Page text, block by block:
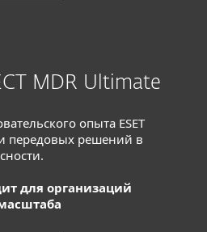
MDR Ultimate
опыта ESET
передовых решений в
для организаций